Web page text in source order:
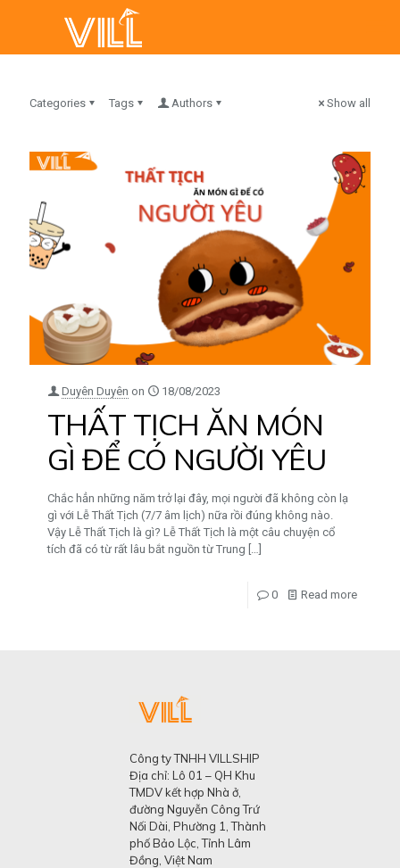
Categories Tags Authors Show all
Duyên Duyên on 18/08/2023
THẤT TỊCH ĂN MÓN
GÌ ĐỂ CÓ NGƯỜI YÊU
Chắc hẳn những năm trở lại đây, mọi người đã không còn lạ
gì với Lễ Thất Tịch (7/7 âm lịch) nữa rồi đúng không nào.
Vậy Lễ Thất Tịch là gì? Lễ Thất Tịch là một câu chuyện cổ
tích đã có từ rất lâu bắt nguồn từ Trung
0 Read more
Công ty TNHH VILLSHIP
Địa chỉ: Lô 01 – QH Khu
TMDV kết hợp Nhà ở,
đường Nguyễn Công Trứ
Nối Dài, Phường 1, Thành
phố Bảo Lộc, Tỉnh Lâm
Đồng, Việt Nam